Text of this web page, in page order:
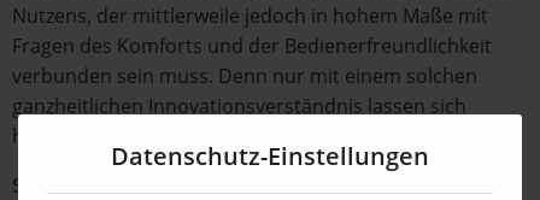
Nutzens, der mittlerweile jedoch in hohem Maße mit
Fragen des Komforts und der Bedienerfreundlichkeit
verbunden sein muss. Denn nur mit einem solchen
ganzheitlichen Innovationsverständnis lassen sich
heutzutage langfristige Markterfolge feiern.
Sonderschauen sollen zum Querdenken anregen
Datenschutz-Einstellungen